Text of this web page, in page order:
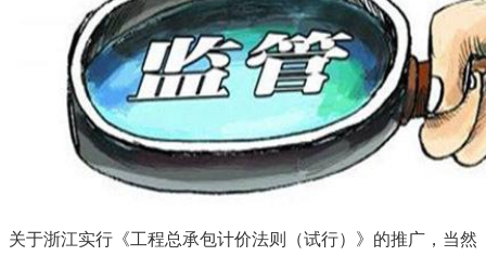
关于浙江实行《工程总承包计价法则（试行）》的推广，当然